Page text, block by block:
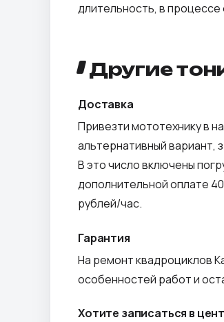
длительность, в
Другие
Доставка
Привезти мототехнику в
альтернативный вариант,
В это число включены
дополнительной оплате
рублей/час.
Гарантия
На ремонт квадроциклов
особенностей работ и
Хотите записаться в